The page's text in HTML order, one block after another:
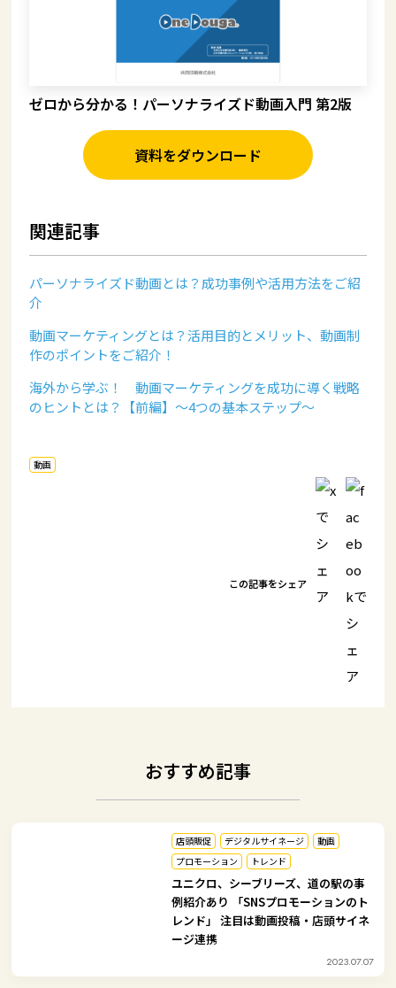
ゼロから分かる！パーソナライズド動画入門 第2版
資料をダウンロード
関連記事
パーソナライズド動画とは？成功事例や活用方法をご紹
介
動画マーケティングとは？活用目的とメリット、動画制
作のポイントをご紹介！
海外から学ぶ！ 動画マーケティングを成功に導く戦略
のヒントとは？【前編】～4つの基本ステップ～
動画
この記事をシェア
おすすめ記事
店頭販促 デジタルサイネージ
動画
プロモーション
トレンド
ユニクロ、シーブリーズ、道の駅の事
例紹介あり 「SNSプロモーションのト
レンド」 注目は動画投稿・店頭サイネ
ージ連携
2023.07.07